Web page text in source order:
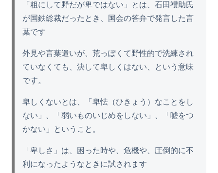
「粗にして野だが卑ではない」とは、石田禮助氏
が国鉄総裁だったとき、国会の答弁で発言した言
葉です
外見や言葉遣いが、荒っぽくて野性的で洗練され
ていなくても、決して卑しくはない、という意味
です。
卑しくないとは、「卑怯（ひきょう）なことをし
ない」、「弱いものいじめをしない」、「嘘をつ
かない」ということ。
「卑しさ」は、困った時や、危機や、圧倒的に不
利になったようなときに試されます